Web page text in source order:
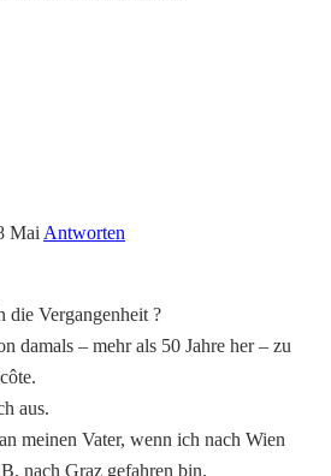
Mai Antworten
die Vergangenheit ?
damals – mehr als 50 Jahre her – zu
aus.
meinen Vater, wenn ich nach Wien
nach Graz gefahren bin.